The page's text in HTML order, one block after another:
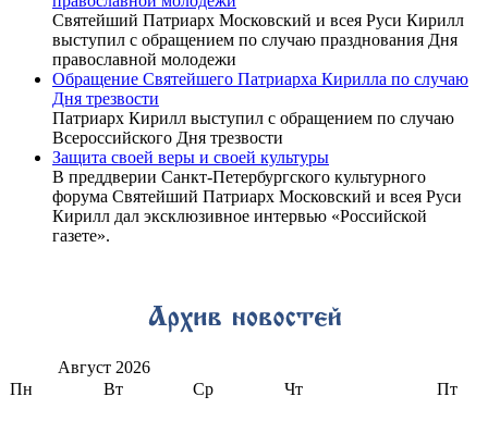
Святейший Патриарх Московский и всея Руси Кирилл
выступил с обращением по случаю празднования Дня
православной молодежи
Обращение Святейшего Патриарха Кирилла по случаю
Дня трезвости
Патриарх Кирилл выступил с обращением по случаю
Всероссийского Дня трезвости
Защита своей веры и своей культуры
В преддверии Санкт-Петербургского культурного
форума Святейший Патриарх Московский и всея Руси
Кирилл дал эксклюзивное интервью «Российской
газете».
Август 2026
Пн
Вт Ср Чт Пт